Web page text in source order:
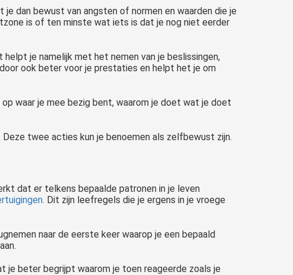
je dan bewust van angsten of normen en waarden die je
is of ten minste wat iets is dat je nog niet eerder
helpt je namelijk met het nemen van je beslissingen,
ook beter voor je prestaties en helpt het je om
waar je mee bezig bent, waarom je doet wat je doet
twee acties kun je benoemen als zelfbewust zijn.
dat er telkens bepaalde patronen in je leven
Dit zijn leefregels die je ergens in je vroege
naar de eerste keer waarop je een bepaald
je beter begrijpt waarom je toen reageerde zoals je